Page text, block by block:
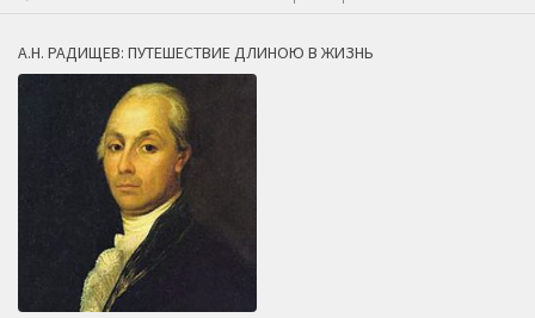
А.Н. РАДИЩЕВ: ПУТЕШЕСТВИЕ ДЛИНОЮ В ЖИЗНЬ